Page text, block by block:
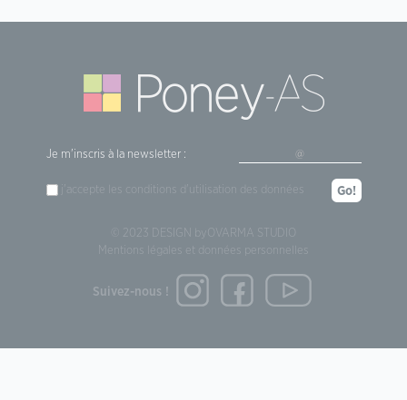
OVARMA STUDIO
Mentions légales et données personnelles
Je m'inscris à la newsletter :
j'accepte les conditions d'utilisation des données Go!
Suivez-nous !